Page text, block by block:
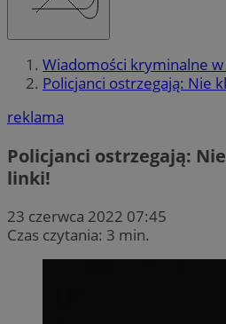
Wiadomości kryminalne
Policjanci ostrzegają: Nie
reklama
Policjanci ostrzegają:
linki!
23 czerwca 2022 07:45
Czas czytania: 3 min.